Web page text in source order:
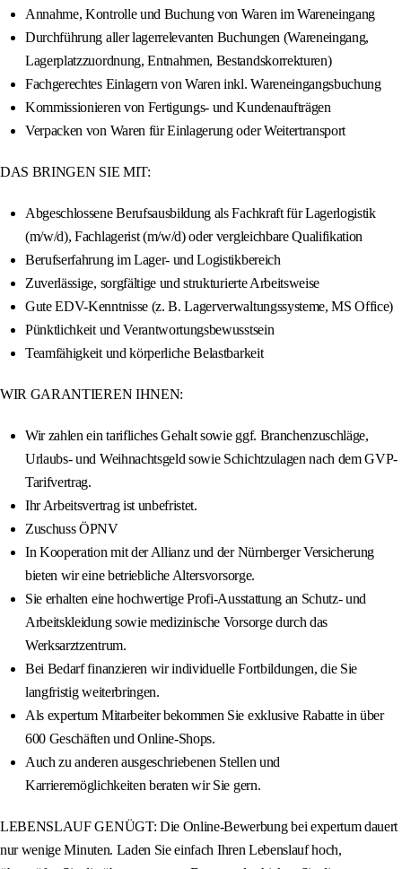
Annahme, Kontrolle und Buchung von Waren im Wareneingang
Durchführung aller lagerrelevanten Buchungen (Wareneingang,
Lagerplatzzuordnung, Entnahmen, Bestandskorrekturen)
Fachgerechtes Einlagern von Waren inkl. Wareneingangsbuchung
Kommissionieren von Fertigungs- und Kundenaufträgen
Verpacken von Waren für Einlagerung oder Weitertransport
DAS BRINGEN SIE MIT:
Abgeschlossene Berufsausbildung als Fachkraft für Lagerlogistik
(m/w/d), Fachlagerist (m/w/d) oder vergleichbare Qualifikation
Berufserfahrung im Lager- und Logistikbereich
Zuverlässige, sorgfältige und strukturierte Arbeitsweise
Gute EDV-Kenntnisse (z. B. Lagerverwaltungssysteme, MS Office)
Pünktlichkeit und Verantwortungsbewusstsein
Teamfähigkeit und körperliche Belastbarkeit
WIR GARANTIEREN IHNEN:
Wir zahlen ein tarifliches Gehalt sowie ggf. Branchenzuschläge,
Urlaubs- und Weihnachtsgeld sowie Schichtzulagen nach dem GVP-
Tarifvertrag.
Ihr Arbeitsvertrag ist unbefristet.
Zuschuss ÖPNV
In Kooperation mit der Allianz und der Nürnberger Versicherung
bieten wir eine betriebliche Altersvorsorge.
Sie erhalten eine hochwertige Profi-Ausstattung an Schutz- und
Arbeitskleidung sowie medizinische Vorsorge durch das
Werksarztzentrum.
Bei Bedarf finanzieren wir individuelle Fortbildungen, die Sie
langfristig weiterbringen.
Als expertum Mitarbeiter bekommen Sie exklusive Rabatte in über
600 Geschäften und Online-Shops.
Auch zu anderen ausgeschriebenen Stellen und
Karrieremöglichkeiten beraten wir Sie gern.
LEBENSLAUF GENÜGT: Die Online-Bewerbung bei expertum dauert
nur wenige Minuten. Laden Sie einfach Ihren Lebenslauf hoch,